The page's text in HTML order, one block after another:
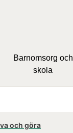
Barnomsorg och
skola
och göra